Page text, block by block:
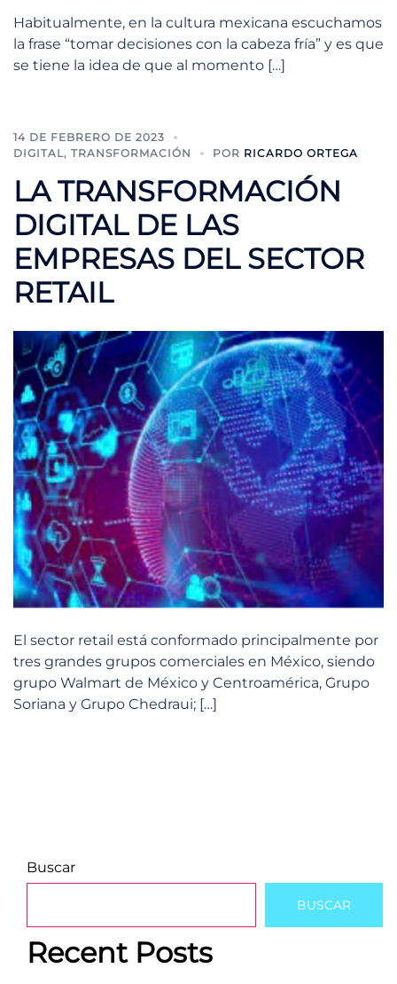
Habitualmente, en la cultura mexicana escuchamos
la frase “tomar decisiones con la cabeza fría” y es que
se tiene la idea de que al momento […]
14 DE FEBRERO DE 2023
DIGITAL, TRANSFORMACIÓN POR RICARDO ORTEGA
LA TRANSFORMACIÓN
DIGITAL DE LAS
EMPRESAS DEL SECTOR
RETAIL
El sector retail está conformado principalmente por
tres grandes grupos comerciales en México, siendo
grupo Walmart de México y Centroamérica, Grupo
Soriana y Grupo Chedraui; […]
Buscar
BUSCAR
Recent Posts